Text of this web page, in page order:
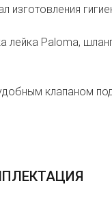
изготовления
лейка Paloma,
клапаном